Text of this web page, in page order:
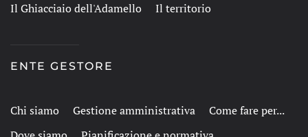
Il Ghiacciaio dell'Adamello
Il territorio
ENTE GESTORE
Chi siamo Gestione amministrativa
Come fare per...